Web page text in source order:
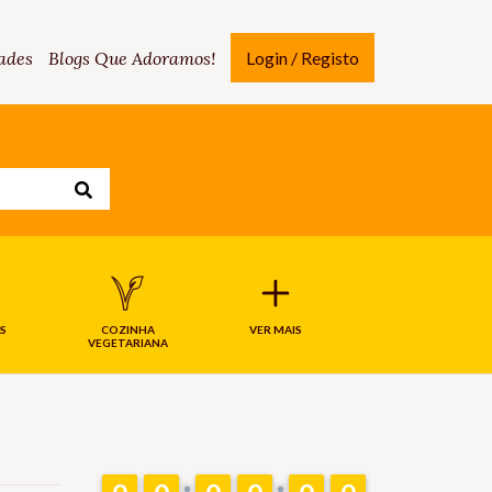
Blogs Que Adoramos! Login / Registo
COZINHA
VEGETARIANA
VER MAIS